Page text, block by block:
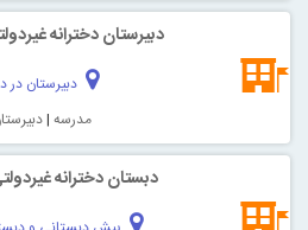
دبیرستان دخترانه
دبیرستان در
مدرسه |
دبستان دخترانه